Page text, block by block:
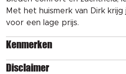
Met het huismerk van Dirk
voor een lage prijs.
Kenmerken
Disclaimer